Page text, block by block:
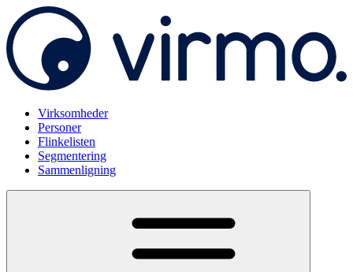
Virksomheder
Personer
Flinkelisten
Segmentering
Sammenligning